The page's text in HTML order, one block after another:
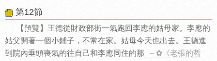
第12節
【預覽】王德從財政部街一氣跑回李應的姑母家。李應的
姑父開著一個小鋪子，不常在家。姑母今天也出去。王德進
到院內垂頭喪氣的往自己和李應同住的那
～✿《老張的哲